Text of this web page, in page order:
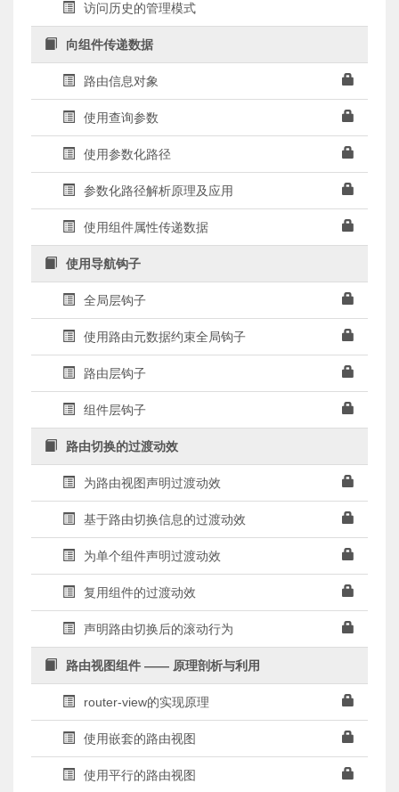
访问历史的管理模式
向组件传递数据
路由信息对象
使用查询参数
使用参数化路径
参数化路径解析原理及应用
使用组件属性传递数据
使用导航钩子
全局层钩子
使用路由元数据约束全局钩子
路由层钩子
组件层钩子
路由切换的过渡动效
为路由视图声明过渡动效
基于路由切换信息的过渡动效
为单个组件声明过渡动效
复用组件的过渡动效
声明路由切换后的滚动行为
路由视图组件 —— 原理剖析与利用
router-view的实现原理
使用嵌套的路由视图
使用平行的路由视图